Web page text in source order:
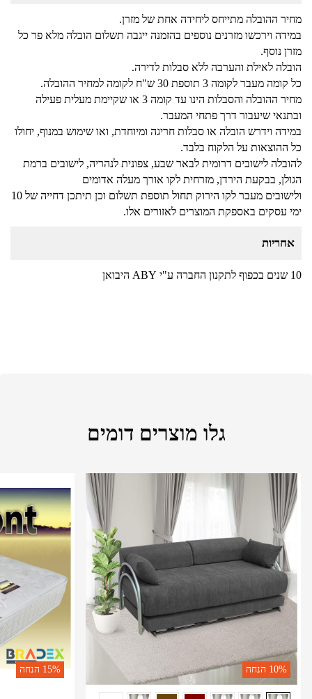
מחיר ההובלה מתייחס ליחידה אחת של מזרן.
במידה וירכשו מזרנים נוספים בהזמנה ייגבה תשלום הובלה מלא פר כל
מזרן נוסף.
הובלה לאילת והערבה ללא סבלות לדירה.
כל קומה מעבר לקומה 3 תוספת 30 ש"ח לקומה למחיר ההובלה.
מחיר ההובלה והסבלות הינו עד קומה 3 או שקיימת מעלית פעילה
ובתנאי שיעבור דרך פתחי המעבר.
במידה וידרש הובלה או סבלות חריגה ומיוחדת, ואו שימוש במנוף, יחולו
כל ההוצאות על הלקוח בלבד.
להובלה לישובים דרומית לבאר שבע, צפונית לנהריה, לישובים ברמת
הגולן, בבקעת הירדן, מזרחית לקו אורך מעלה אדומים
ולישובים מעבר לקו הירוק תחול תוספת תשלום וכן תיתכן דחייה של 10
ימי עסקים באספקת המוצרים לאזורים אלו.
אחריות
10 שנים בכפוף לתקנון החברה ע"י ABY היבואן
גלו מוצרים דומים
10% הנחה 15% הנחה